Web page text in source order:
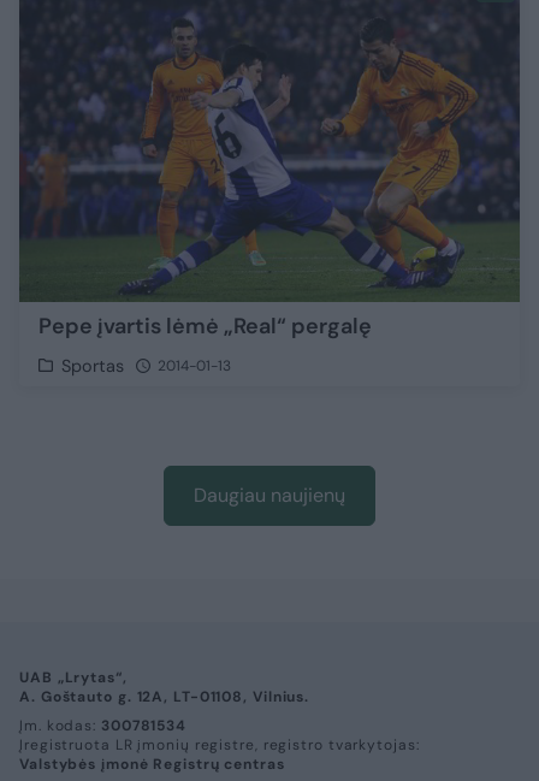
Pepe įvartis lėmė „Real“ pergalę
Sportas 2014-01-13
Daugiau naujienų
UAB „Lrytas“,
A. Goštauto g. 12A, LT-01108, Vilnius.
Įm. kodas: 300781534
Įregistruota LR įmonių registre, registro tvarkytojas:
Valstybės įmonė Registrų centras